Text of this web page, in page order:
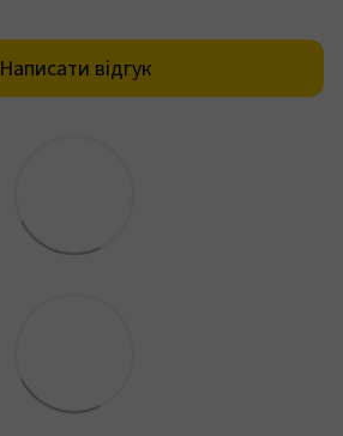
Написати відгук